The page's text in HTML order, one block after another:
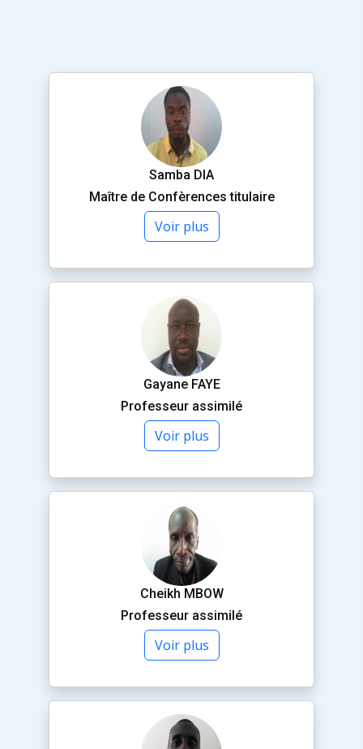
Samba DIA
Maître de Confèrences titulaire
Voir plus
Gayane FAYE
Professeur assimilé
Voir plus
Cheikh MBOW
Professeur assimilé
Voir plus